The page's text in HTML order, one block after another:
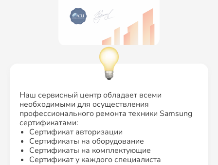
Наш сервисный центр обладает всеми
необходимыми для осуществления
профессионального ремонта техники Samsung
сертификатами:
Сертификат авторизации
Сертификаты на оборудование
Сертификаты на комплектующие
Сертификат у каждого специалиста